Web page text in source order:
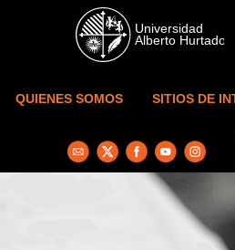
Skip to main content
QUIENES SOMOS SITIOS DE